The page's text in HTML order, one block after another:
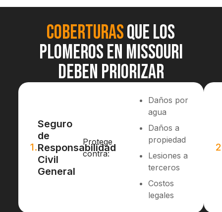
Coberturasque los
plomeros en Missouri
deben priorizar
1.
Seguro
de
Responsabilidad
Civil
General
Protege
contra:
Daños por
agua
Daños a
propiedad
Lesiones a
terceros
Costos
legales